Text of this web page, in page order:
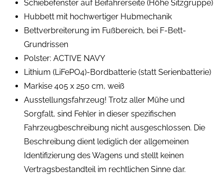
Schiebefenster auf Beifahrerseite (Höhe Sitzgruppe)
Hubbett mit hochwertiger Hubmechanik
Bettverbreiterung im Fußbereich, bei F-Bett-
Grundrissen
Polster: ACTIVE NAVY
Lithium (LiFePO4)-Bordbatterie (statt Serienbatterie)
Markise 405 x 250 cm, weiß
Ausstellungsfahrzeug! Trotz aller Mühe und
Sorgfalt, sind Fehler in dieser spezifischen
Fahrzeugbeschreibung nicht ausgeschlossen. Die
Beschreibung dient lediglich der allgemeinen
Identifizierung des Wagens und stellt keinen
Vertragsbestandteil im rechtlichen Sinne dar.